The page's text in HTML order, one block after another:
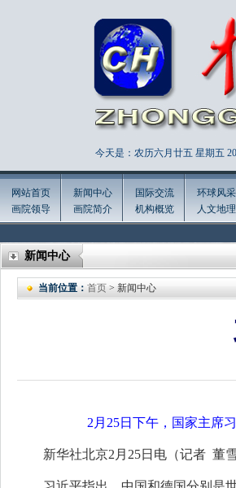
今天是：农历六月廿五 星期五
网站首页
画院领导
新闻中心
画院简介
国际交流
机构概览
环球风采
人文地理
新闻中心
当前位置： 首页 > 新闻中心
2月25日下午，国家主席
新华社北京2月25日电（记者 董